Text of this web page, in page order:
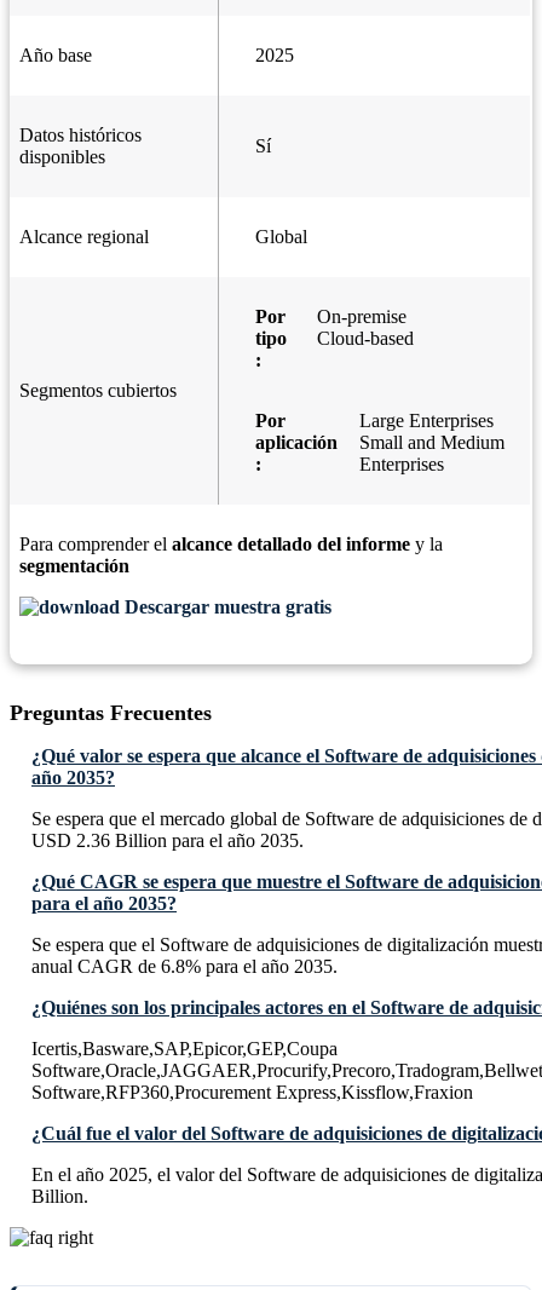
Año base 2025
Datos históricos
disponibles
Sí
Alcance regional Global
Segmentos cubiertos
Por
tipo
:
On-premise
Cloud-based
Por
aplicación
:
Large Enterprises
Small and Medium
Enterprises
Para comprender el alcance detallado del informe y la
segmentación
Descargar muestra gratis
Preguntas Frecuentes
¿Qué valor se espera que alcance el Software de
año 2035?
Se espera que el mercado global de Software de adquisiciones de
USD 2.36 Billion para el año 2035.
¿Qué CAGR se espera que muestre el Software de
para el año 2035?
Se espera que el Software de adquisiciones de digitalización
anual CAGR de 6.8% para el año 2035.
¿Quiénes son los principales actores en el Software de
Icertis,Basware,SAP,Epicor,GEP,Coupa
Software,RFP360,Procurement Express,Kissflow,Fraxion
¿Cuál fue el valor del Software de adquisiciones de
En el año 2025, el valor del Software de adquisiciones de
Billion.